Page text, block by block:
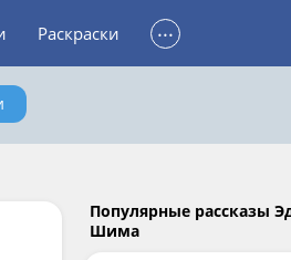
Раскраски ...
Популярные рассказы
Шима